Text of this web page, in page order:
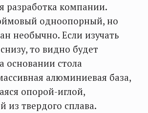
разработка компании.
одноопорный, но
необычно. Если изучать
то видно будет
основании стола
алюминиевая база,
опорой-иглой,
из твердого сплава.